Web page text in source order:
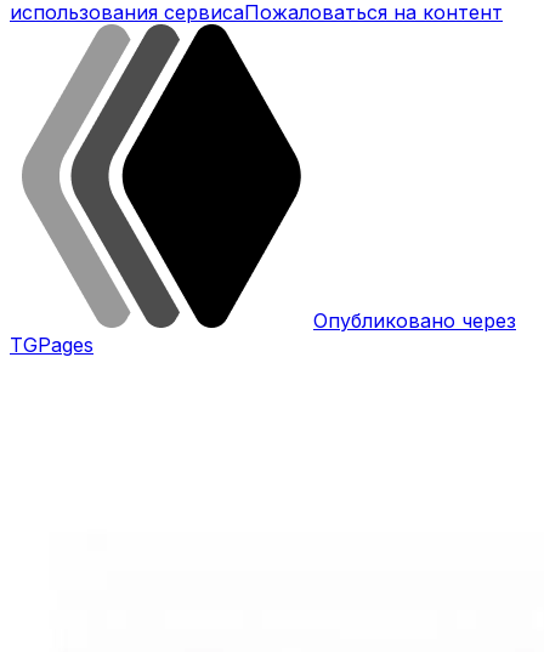
использования сервисаПожаловаться на контент
Опубликовано через
TGPages